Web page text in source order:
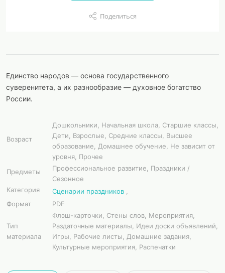
Поделиться
Единство народов — основа государственного
суверенитета, а их разнообразие — духовное богатство
России.
Возраст
Дошкольники, Начальная школа, Старшие классы,
Дети, Взрослые, Средние классы, Высшее
образование, Домашнее обучение, Не зависит от
уровня, Прочее
Предметы
Профессиональное развитие, Праздники /
Сезонное
Категория
Сценарии праздников ,
Формат
PDF
Тип
материала
Флэш-карточки, Стены слов, Мероприятия,
Раздаточные материалы, Идеи доски объявлений,
Игры, Рабочие листы, Домашние задания,
Культурные мероприятия, Распечатки